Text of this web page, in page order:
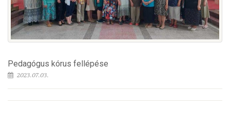
Pedagógus kórus fellépése
2023.07.03.